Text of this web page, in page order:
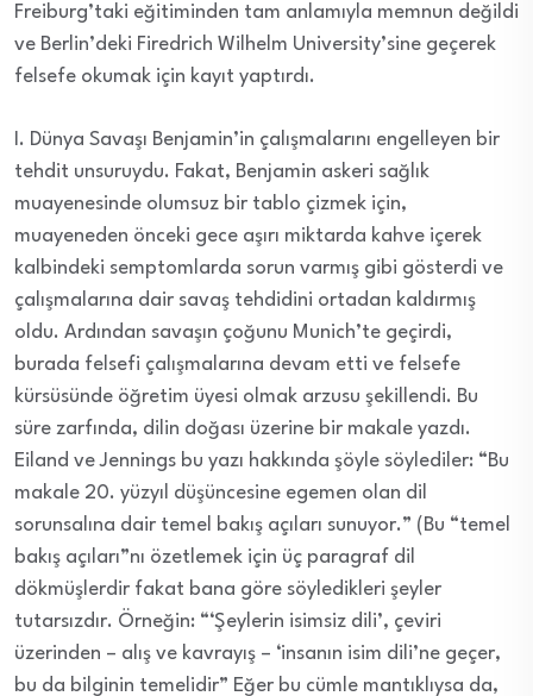
Freiburg’taki eğitiminden tam anlamıyla memnun değildi
ve Berlin’deki Firedrich Wilhelm University’sine geçerek
felsefe okumak için kayıt yaptırdı.
I. Dünya Savaşı Benjamin’in çalışmalarını engelleyen bir
tehdit unsuruydu. Fakat, Benjamin askeri sağlık
muayenesinde olumsuz bir tablo çizmek için,
muayeneden önceki gece aşırı miktarda kahve içerek
kalbindeki semptomlarda sorun varmış gibi gösterdi ve
çalışmalarına dair savaş tehdidini ortadan kaldırmış
oldu. Ardından savaşın çoğunu Munich’te geçirdi,
burada felsefi çalışmalarına devam etti ve felsefe
kürsüsünde öğretim üyesi olmak arzusu şekillendi. Bu
süre zarfında, dilin doğası üzerine bir makale yazdı.
Eiland ve Jennings bu yazı hakkında şöyle söylediler: “Bu
makale 20. yüzyıl düşüncesine egemen olan dil
sorunsalına dair temel bakış açıları sunuyor.” (Bu “temel
bakış açıları”nı özetlemek için üç paragraf dil
dökmüşlerdir fakat bana göre söyledikleri şeyler
tutarsızdır. Örneğin: “‘Şeylerin isimsiz dili’, çeviri
üzerinden – alış ve kavrayış – ‘insanın isim dili’ne geçer,
bu da bilginin temelidir” Eğer bu cümle mantıklıysa da,